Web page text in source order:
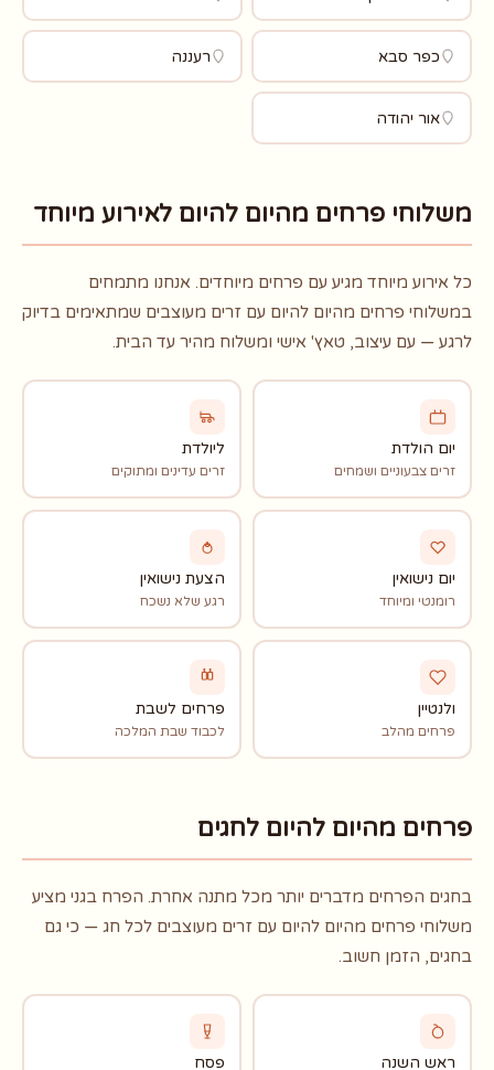
כפר סבא רעננה
אור יהודה
משלוחי פרחים מהיום להיום לאירוע מיוחד
כל אירוע מיוחד מגיע עם פרחים מיוחדים. אנחנו מתמחים
במשלוחי פרחים מהיום להיום עם זרים מעוצבים שמתאימים בדיוק
לרגע — עם עיצוב, טאץ' אישי ומשלוח מהיר עד הבית.
יום הולדת
זרים צבעוניים ושמחים
ליולדת
זרים עדינים ומתוקים
יום נישואין
רומנטי ומיוחד
הצעת נישואין
רגע שלא נשכח
ולנטיין
פרחים מהלב
פרחים לשבת
לכבוד שבת המלכה
פרחים מהיום להיום לחגים
בחגים הפרחים מדברים יותר מכל מתנה אחרת. הפרח בגני מציע
משלוחי פרחים מהיום להיום עם זרים מעוצבים לכל חג — כי גם
בחגים, הזמן חשוב.
ראש השנה פסח